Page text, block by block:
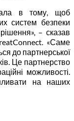
в тому, щоб
систем безпеки
– сказав
«Саме
до партнерської
Це партнерство
можливості.
на наших